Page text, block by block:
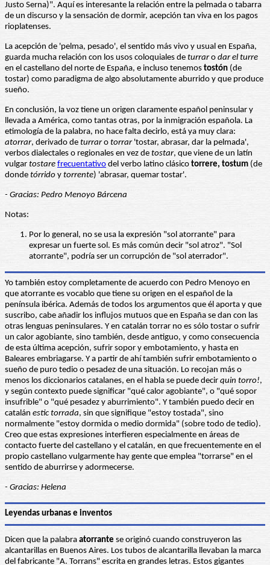
Justo Serna)". Aquí es interesante la relación entre la pelmada o tabarra
de un discurso y la sensación de dormir, acepción tan viva en los pagos
rioplatenses.
La acepción de 'pelma, pesado', el sentido más vivo y usual en España,
guarda mucha relación con los usos coloquiales de turraro dar el turre
en el castellano del norte de España, e incluso tenemos tostón (de
tostar) como paradigma de algo absolutamente aburrido y que produce
sueño.
En conclusión, la voz tiene un origen claramente español peninsular y
llevada a América, como tantas otras, por la inmigración española. La
etimología de la palabra, no hace falta decirlo, está ya muy clara:
atorrar, derivado de turraro torrar'tostar, abrasar, dar la pelmada',
verbos dialectales o regionales en vez de tostar, que viene de un latín
vulgar tostare frecuentativo del verbo latino clásico torrere, tostum (de
donde tórrido y torrente) 'abrasar, quemar tostar'.
- Gracias: Pedro Menoyo Bárcena
Notas:
Por lo general, no se usa la expresión "sol atorrante" para
expresar un fuerte sol. Es más común decir "sol atroz". "Sol
atorrante", podría ser un corrupción de "sol aterrador".
Yo también estoy completamente de acuerdo con Pedro Menoyo en
que atorrante es vocablo que tiene su origen en el español de la
península ibérica. Además de todos los argumentos que él aporta y que
suscribo, cabe añadir los influjos mutuos que en España se dan con las
otras lenguas peninsulares. Y en catalán torrar no es sólo tostar o sufrir
un calor agobiante, sino también, desde antiguo, y como consecuencia
de esta última acepción, sufrir sopor y embotamiento, y hasta en
Baleares embriagarse. Y a partir de ahí también sufrir embotamiento o
sueño de puro tedio o pesadez de una situación. Lo recojan más o
menos los diccionarios catalanes, en el habla se puede decir quin torro!,
y según contexto puede significar "qué calor agobiante", o "qué sopor
insufrible" o "qué pesadez y aburrimiento". Y también puedo decir en
catalán estic torrada, sin que signifique "estoy tostada", sino
normalmente "estoy dormida o medio dormida" (sobre todo de tedio).
Creo que estas expresiones interfieren especialmente en áreas de
contacto fuerte del castellano y el catalán, en que frecuentemente en el
propio castellano vulgarmente hay gente que emplea "torrarse" en el
sentido de aburrirse y adormecerse.
- Gracias: Helena
Leyendas urbanas e inventos
Dicen que la palabra atorrante se originó cuando construyeron las
alcantarillas en Buenos Aires. Los tubos de alcantarilla llevaban la marca
del fabricante "A. Torrans" escrita en grandes letras. Estos gigantes